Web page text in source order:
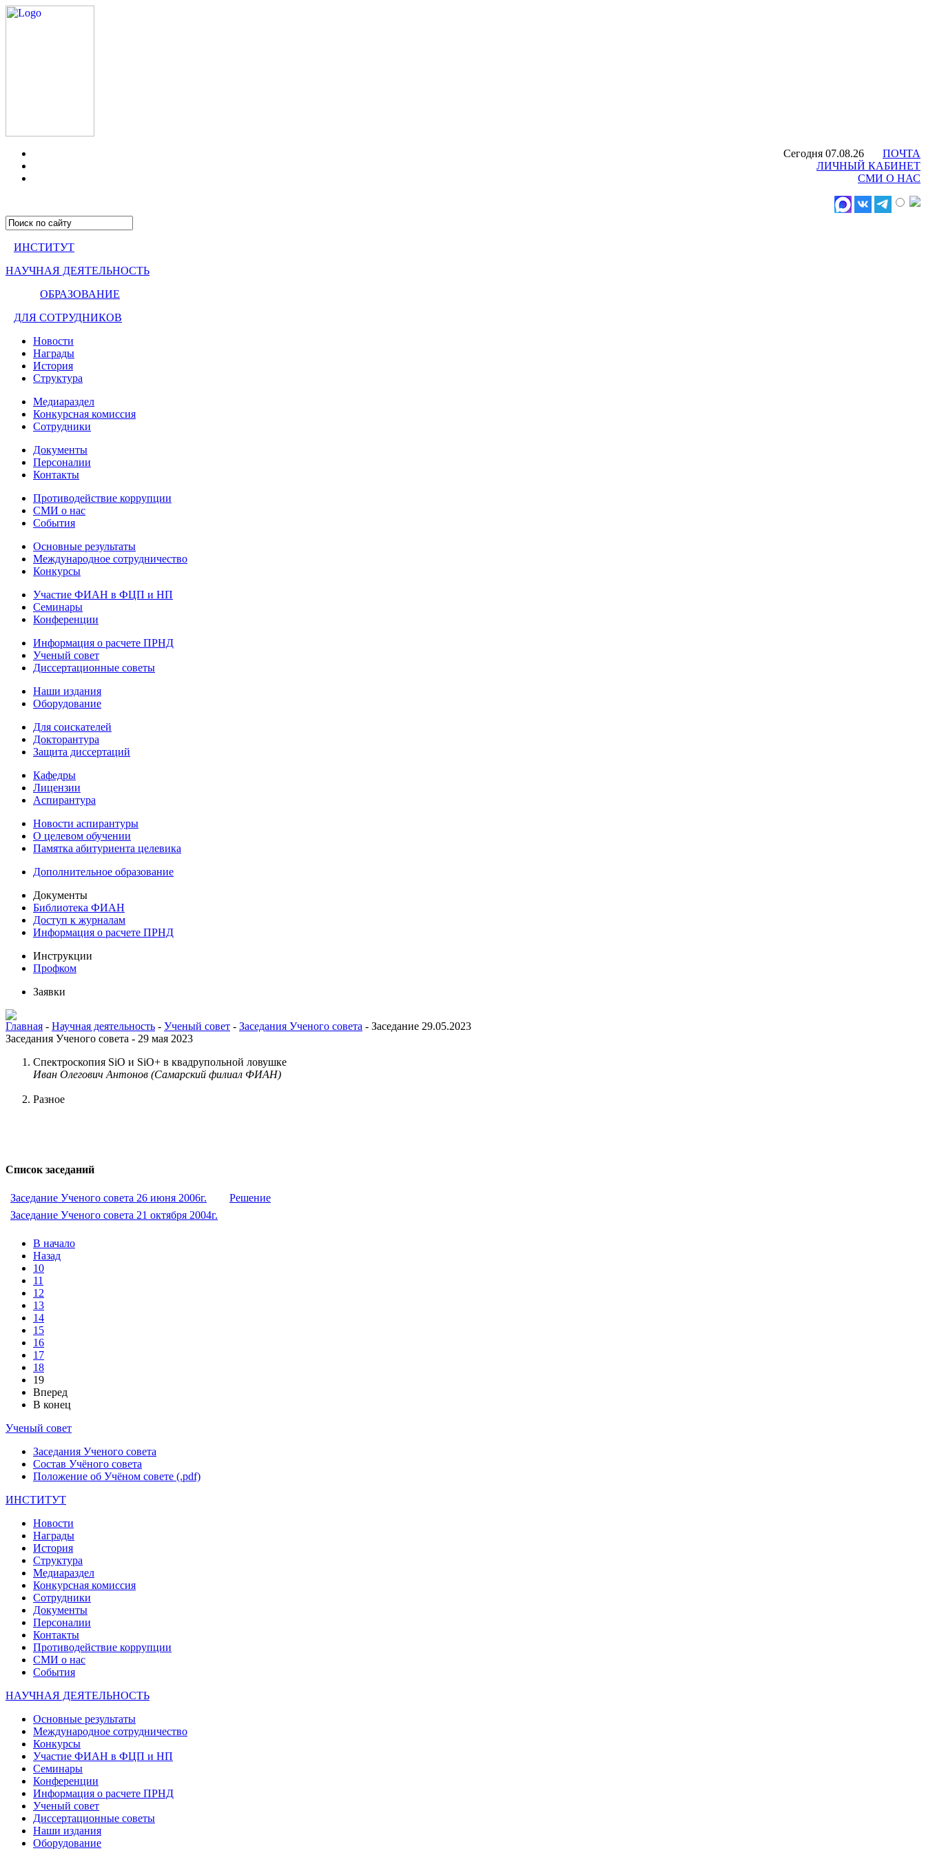
Сегодня 07.08.26
ПОЧТА
ЛИЧНЫЙ КАБИНЕТ
СМИ О НАС
ИНСТИТУТ
НАУЧНАЯ ДЕЯТЕЛЬНОСТЬ
ОБРАЗОВАНИЕ
ДЛЯ СОТРУДНИКОВ
Новости
Награды
История
Структура
Медиараздел
Конкурсная комиссия
Сотрудники
Документы
Персоналии
Контакты
Противодействие коррупции
СМИ о нас
События
Основные результаты
Международное сотрудничество
Конкурсы
Участие ФИАН в ФЦП и НП
Семинары
Конференции
Информация о расчете ПРНД
Ученый совет
Диссертационные советы
Наши издания
Оборудование
Для соискателей
Докторантура
Защита диссертаций
Кафедры
Лицензии
Аспирантура
Новости аспирантуры
О целевом обучении
Памятка абитуриента целевика
Дополнительное образование
Документы
Библиотека ФИАН
Доступ к журналам
Информация о расчете ПРНД
Инструкции
Профком
Заявки
Главная - Научная деятельность - Ученый совет - Заседания Ученого совета - Заседание 29.05.2023
Заседания Ученого совета - 29 мая 2023
Спектроскопия SiO и SiO+ в квадрупольной ловушке
Иван Олегович Антонов (Самарский филиал ФИАН)
Разное
Список заседаний
Заседание Ученого совета 26 июня 2006г.
Решение
Заседание Ученого совета 21 октября 2004г.
В начало
Назад
10
11
12
13
14
15
16
17
18
19
Вперед
В конец
Ученый совет
Заседания Ученого совета
Состав Учёного совета
Положение об Учёном совете (.pdf)
ИНСТИТУТ
Новости
Награды
История
Структура
Медиараздел
Конкурсная комиссия
Сотрудники
Документы
Персоналии
Контакты
Противодействие коррупции
СМИ о нас
События
НАУЧНАЯ ДЕЯТЕЛЬНОСТЬ
Основные результаты
Международное сотрудничество
Конкурсы
Участие ФИАН в ФЦП и НП
Семинары
Конференции
Информация о расчете ПРНД
Ученый совет
Диссертационные советы
Наши издания
Оборудование